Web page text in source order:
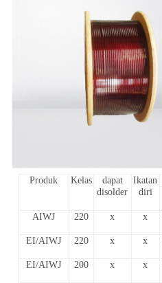
Produk Kelas
dapat
disolder
Ikatan
diri
AIWJ
220 x x
EI/AIWJ 220 x x
EI/AIWJ 200 x x